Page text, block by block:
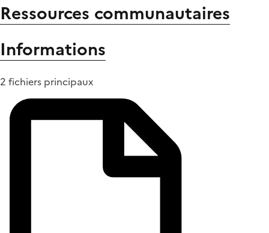
Ressources communautaires
Informations
2 fichiers principaux